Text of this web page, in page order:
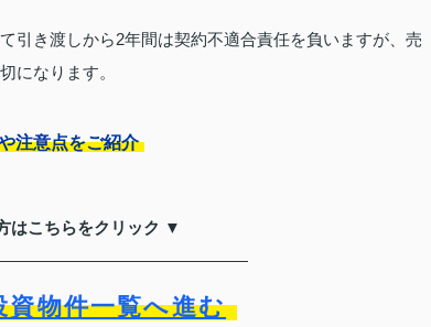
引き渡しから2年間は契約不適合責任を負いますが、売
になります。
注意点をご紹介
はこちらをクリック ▼
資物件一覧へ進む